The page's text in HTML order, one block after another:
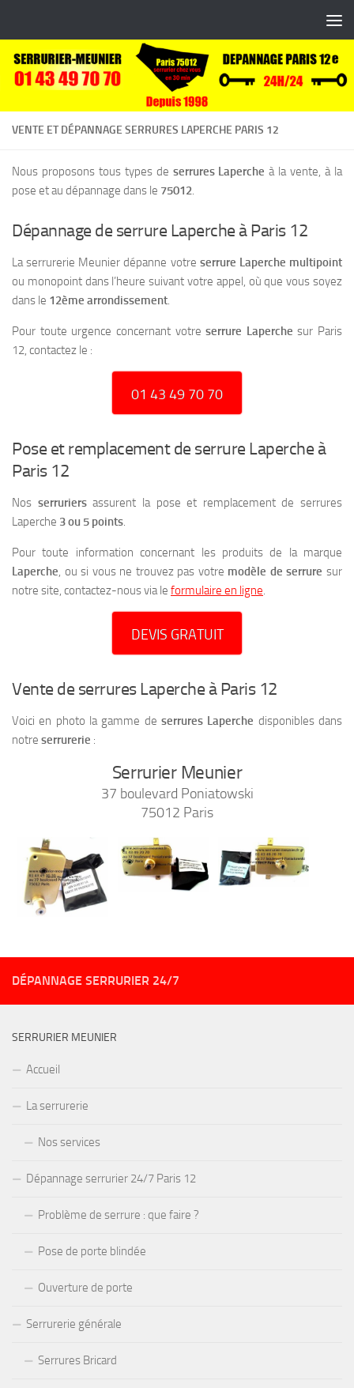
VENTE ET DÉPANNAGE SERRURES LAPERCHE PARIS 12
Nous proposons tous types de serrures Laperche à la vente, à la
pose et au dépannage dans le 75012.
Dépannage de serrure Laperche à Paris 12
La serrurerie Meunier dépanne votre serrure Laperche multipoint
ou monopoint dans l’heure suivant votre appel, où que vous soyez
dans le 12ème arrondissement.
Pour toute urgence concernant votreserrure Laperche sur Paris
12, contactez le :
01 43 49 70 70
Pose et remplacement de serrure Laperche à
Paris 12
Nos serruriersassurent la pose et remplacement de serrures
Laperche 3 ou 5 points.
Pour toute information concernant les produits de la marque
Laperche, ou si vous ne trouvez pas votre modèle de serrure sur
notre site, contactez-nous via le formulaire en ligne.
DEVIS GRATUIT
Vente de serrures Laperche à Paris 12
Voici en photo la gamme de serrures Laperche disponibles dans
notre serrurerie :
Serrurier Meunier
37 boulevard Poniatowski
75012 Paris
DÉPANNAGE SERRURIER 24/7
SERRURIER MEUNIER
Accueil
La serrurerie
Nos services
Dépannage serrurier 24/7 Paris 12
Problème de serrure : que faire ?
Pose de porte blindée
Ouverture de porte
Serrurerie générale
Serrures Bricard